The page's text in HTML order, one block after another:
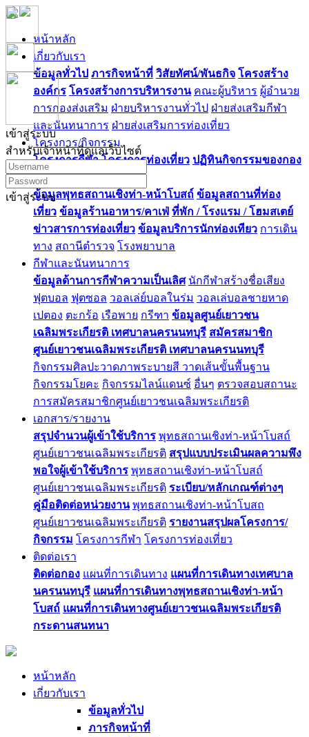
เข้าสู่ระบบ
สำหรับเจ้าหน้าที่ดูแลเว็บไซต์
เข้าสู่ระบบ
หน้าหลัก
เกี่ยวกับเรา
ข้อมูลทั่วไป ภารกิจหน้าที่ วิสัยทัศน์/พันธกิจ โครงสร้าง
องค์กร โครงสร้างการบริหารงาน คณะผู้บริหาร ผู้อำนวย
การกองส่งเสริม ฝ่ายบริหารงานทั่วไป ฝ่ายส่งเสริมกีฬา
และนันทนาการ ฝ่ายส่งเสริมการท่องเที่ยว
โครงการ/กิจกรรม
โครงการกีฬา โครงการท่องเที่ยว ปฏิทินกิจกรรมของกอง
ท่องเที่ยว
ข้อมูลพุทธสถานเชิงท่า-หน้าโบสถ์ ข้อมูลสถานที่ท่อง
เที่ยว ข้อมูลร้านอาหาร/คาเฟ่ ที่พัก / โรงแรม / โฮมสเตย์
ข่าวสารการท่องเที่ยว ข้อมูลบริการนักท่องเทียว การเดิน
ทาง สถานีตำรวจ โรงพยาบาล
กีฬาและนันทนาการ
ข้อมูลด้านการกีฬาความเป็นเลิศ นักกีฬาสร้างชื่อเสียง
ฟุตบอล ฟุตซอล วอลเล่ย์บอลในร่ม วอลเล่บอลชายหาด
เปตอง ตะกร้อ เรือพาย กรีฑา ข้อมูลศูนย์เยาวชน
เฉลิมพระเกียรติ เทศบาลนครนนทบุรี สมัครสมาชิก
ศูนย์เยาวชนเฉลิมพระเกียรติ เทศบาลนครนนทบุรี
กิจกรรมศิลปะวาดภาพระบายสี วาดเส้นขั้นพื้นฐาน
กิจกรรมโยคะ กิจกรรมไลน์แดนซ์ อื่นๆ ตรวจสอบสถานะ
การสมัครสมาชิกศูนย์เยาวชนเฉลิมพระเกียรติ
เอกสาร/รายงาน
สรุปจำนวนผู้เข้าใช้บริการ พุทธสถานเชิงท่า-หน้าโบสถ์
ศูนย์เยาวชนเฉลิมพระเกียรติ สรุปแบบประเมินผลความพึง
พอใจผู้เข้าใช้บริการ พุทธสถานเชิงท่า-หน้าโบสถ์
ศูนย์เยาวชนเฉลิมพระเกียรติ ระเบียบ/หลักเกณฑ์ต่างๆ
คู่มือติดต่อหน่วยงาน พุทธสถานเชิงท่า-หน้าโบสถ
ศูนย์เยาวชนเฉลิมพระเกียรติ รายงานสรุปผลโครงการ/
กิจกรรม โครงการกีฬา โครงการท่องเที่ยว
ติดต่อเรา
ติดต่อกอง แผนที่การเดินทาง แผนที่การเดินทางเทศบาล
นครนนทบุรี แผนที่การเดินทางพุทธสถานเชิงท่า-หน้า
โบสถ์ แผนที่การเดินทางศูนย์เยาวชนเฉลิมพระเกียรติ
กระดานสนทนา
หน้าหลัก
เกี่ยวกับเรา
ข้อมูลทั่วไป
ภารกิจหน้าที่